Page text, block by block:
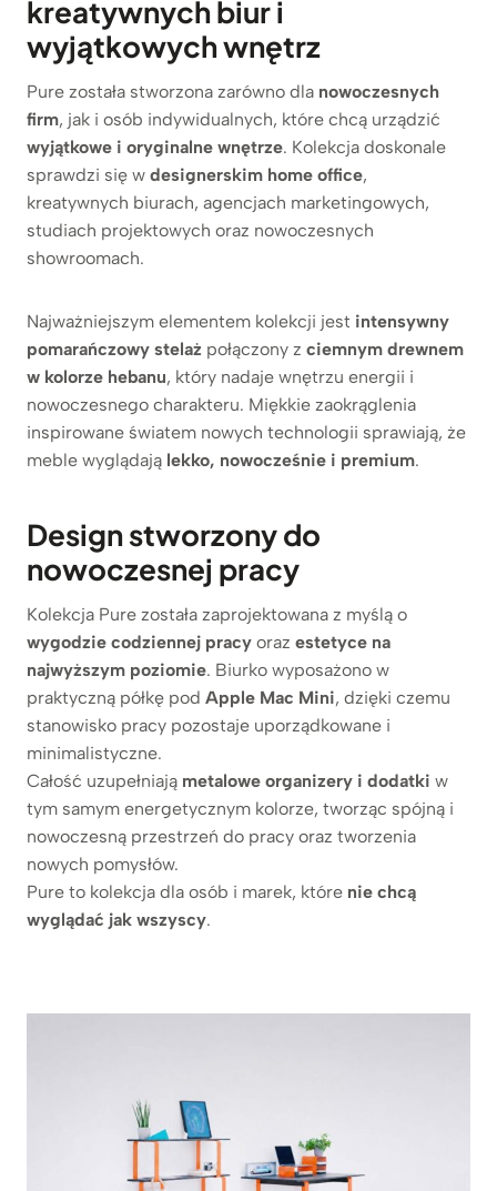
kreatywnych biur i
wyjątkowych wnętrz
Pure została stworzona zarówno dla nowoczesnych
firm, jak i osób indywidualnych, które chcą urządzić
wyjątkowe i oryginalne wnętrze. Kolekcja doskonale
sprawdzi się w designerskim home office,
kreatywnych biurach, agencjach marketingowych,
studiach projektowych oraz nowoczesnych
showroomach.
Najważniejszym elementem kolekcji jest intensywny
pomarańczowy stelaż połączony z ciemnym drewnem
w kolorze hebanu, który nadaje wnętrzu energii i
nowoczesnego charakteru. Miękkie zaokrąglenia
inspirowane światem nowych technologii sprawiają, że
meble wyglądają lekko, nowocześnie i premium.
Design stworzony do
nowoczesnej pracy
Kolekcja Pure została zaprojektowana z myślą o
wygodzie codziennej pracy oraz estetyce na
najwyższym poziomie. Biurko wyposażono w
praktyczną półkę pod Apple Mac Mini, dzięki czemu
stanowisko pracy pozostaje uporządkowane i
minimalistyczne.
Całość uzupełniają metalowe organizery i dodatki w
tym samym energetycznym kolorze, tworząc spójną i
nowoczesną przestrzeń do pracy oraz tworzenia
nowych pomysłów.
Pure to kolekcja dla osób i marek, które nie chcą
wyglądać jak wszyscy.